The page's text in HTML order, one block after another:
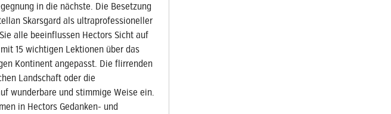
in die nächste. Die Besetzung
Skarsgard als ultraprofessioneller
alle beeinflussen Hectors Sicht auf
15 wichtigen Lektionen über das
Kontinent angepasst. Die flirrenden
Landschaft oder die
wunderbare und stimmige Weise ein.
in Hectors Gedanken- und